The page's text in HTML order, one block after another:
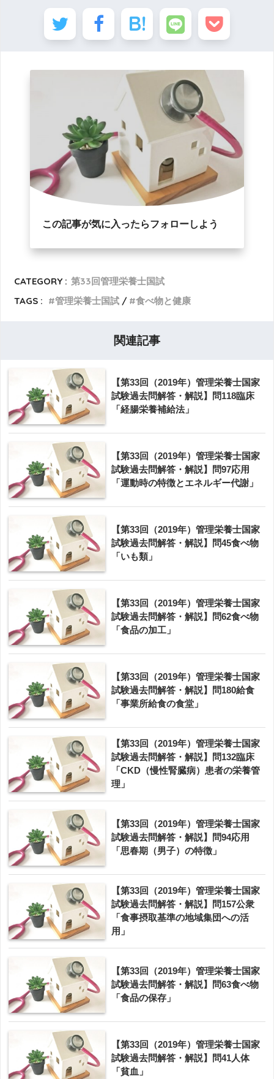
この記事が気に入ったらフォローしよう
CATEGORY : 第33回管理栄養士国試
TAGS :
管理栄養士国試 食べ物と健康
関連記事
【第33回（2019年）管理栄養士国家
試験過去問解答・解説】問118臨床
「経腸栄養補給法」
【第33回（2019年）管理栄養士国家
試験過去問解答・解説】問97応用
「運動時の特徴とエネルギー代謝」
【第33回（2019年）管理栄養士国家
試験過去問解答・解説】問45食べ物
「いも類」
【第33回（2019年）管理栄養士国家
試験過去問解答・解説】問62食べ物
「食品の加工」
【第33回（2019年）管理栄養士国家
試験過去問解答・解説】問180給食
「事業所給食の食堂」
【第33回（2019年）管理栄養士国家
試験過去問解答・解説】問132臨床
「CKD（慢性腎臓病）患者の栄養管
理」
【第33回（2019年）管理栄養士国家
試験過去問解答・解説】問94応用
「思春期（男子）の特徴」
【第33回（2019年）管理栄養士国家
試験過去問解答・解説】問157公衆
「食事摂取基準の地域集団への活
用」
【第33回（2019年）管理栄養士国家
試験過去問解答・解説】問63食べ物
「食品の保存」
【第33回（2019年）管理栄養士国家
試験過去問解答・解説】問41人体
「貧血」